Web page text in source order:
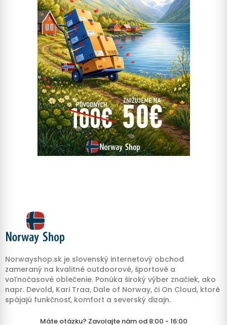
Norwayshop.sk je slovenský internetový obchod
zameraný na kvalitné outdoorové, športové a
voľnočasové oblečenie. Ponúka široký výber značiek, ako
napr. Devold, Kari Traa, Dale of Norway, či On Cloud, ktoré
spájajú funkčnosť, komfort a severský dizajn.
Máte otázku? Zavolajte nám od 8:00 - 16:00